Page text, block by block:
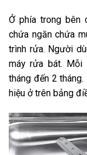
Ở phía trong bên
chứa ngăn chứa
trình rửa. Người
máy rửa bát. Mỗi
tháng đến 2
hiệu ở trên bảng